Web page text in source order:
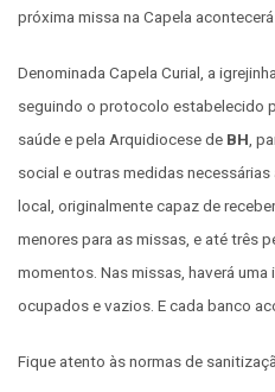
próxima missa na Capela
Denominada Capela Curial, a
seguindo o protocolo estabelecido
saúde e pela Arquidiocese de BH ,
social e outras medidas necessárias
local, originalmente capaz de
menores para as missas, e até três
momentos. Nas missas, haverá
ocupados e vazios. E cada banco
Fique atento às normas de